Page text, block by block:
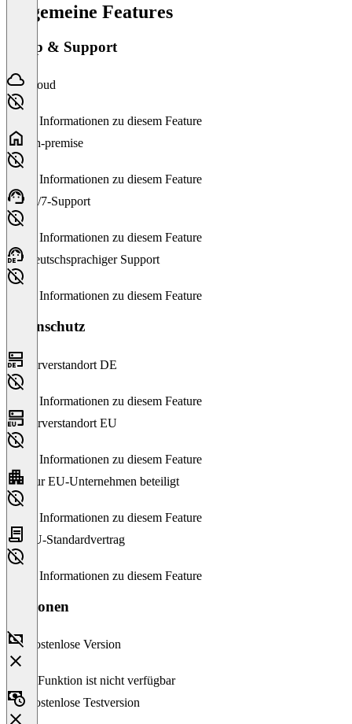
Allgemeine Features
Setup & Support
Cloud
Keine Informationen zu diesem Feature
On-premise
Keine Informationen zu diesem Feature
24/7-Support
Keine Informationen zu diesem Feature
Deutschsprachiger Support
Keine Informationen zu diesem Feature
Datenschutz
Serverstandort DE
Keine Informationen zu diesem Feature
Serverstandort EU
Keine Informationen zu diesem Feature
Nur EU-Unternehmen beteiligt
Keine Informationen zu diesem Feature
EU-Standardvertrag
Keine Informationen zu diesem Feature
Versionen
Kostenlose Version
Diese Funktion ist nicht verfügbar
Kostenlose Testversion